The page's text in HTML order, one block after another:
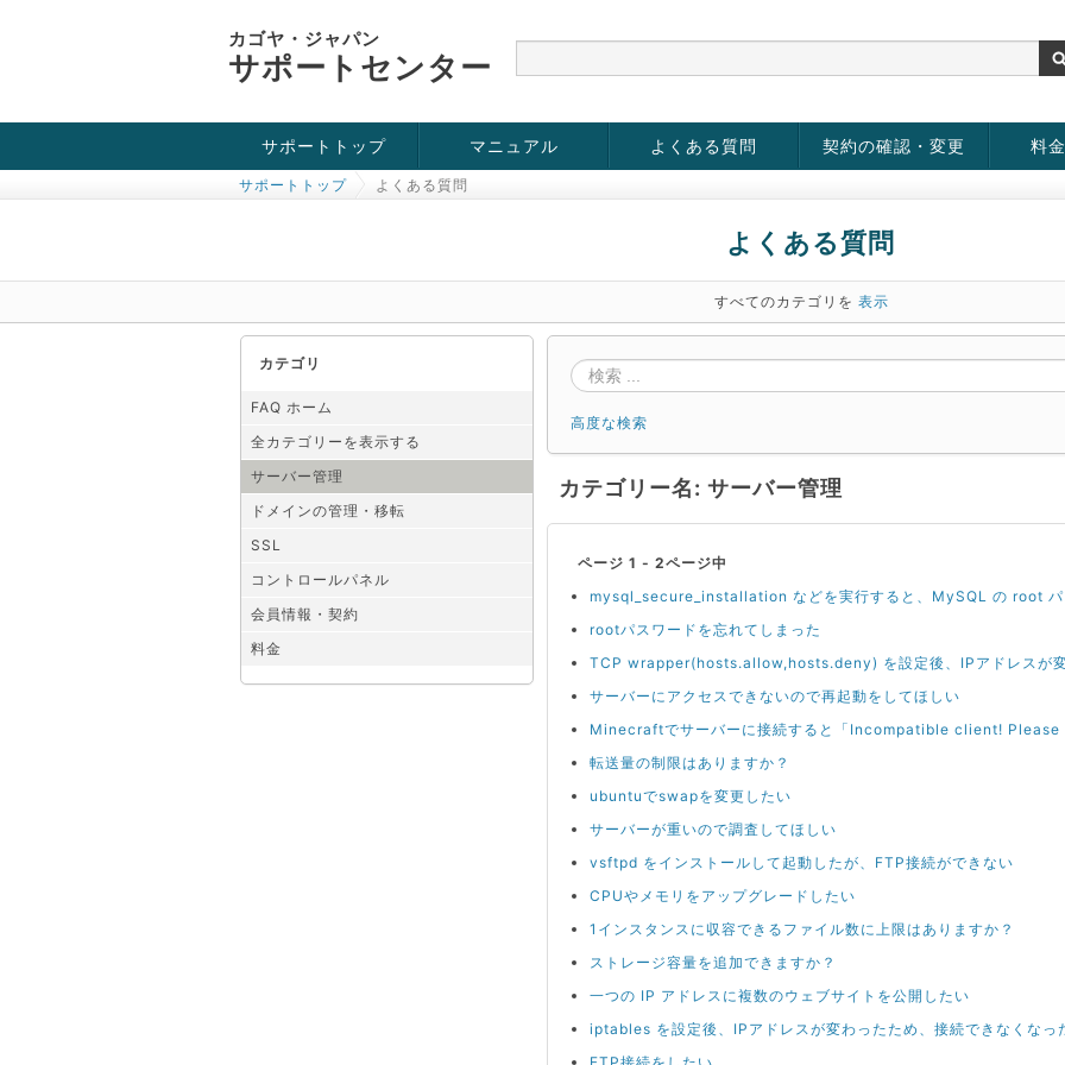
カゴヤ・ジャパン
サポートセンター
サポートトップ
お役立ち情報
チュートリアル
障害・メンテナンス情報
マニュアル よくある質問 契約の確認・変更 料
サポートトップ よくある質問
よくある質問
すべてのカテゴリを 表示
カテゴリ
FAQ ホーム
全カテゴリーを表示する
サーバー管理
ドメインの管理・移転
SSL
コントロールパネル
会員情報・契約
料金
高度な検索
カテゴリー名: サーバー管理
ページ 1 - 2ページ中
mysql_secure_installation などを実行すると、MySQL の root パ
rootパスワードを忘れてしまった
TCP wrapper(hosts.allow,hosts.deny) を設定後、IPアドレスが
サーバーにアクセスできないので再起動をしてほしい
Minecraftでサーバーに接続すると「Incompatible client! Please
転送量の制限はありますか？
ubuntuでswapを変更したい
サーバーが重いので調査してほしい
vsftpd をインストールして起動したが、FTP接続ができない
CPUやメモリをアップグレードしたい
1インスタンスに収容できるファイル数に上限はありますか？
ストレージ容量を追加できますか？
一つの IP アドレスに複数のウェブサイトを公開したい
iptables を設定後、IPアドレスが変わったため、接続できなくなっ